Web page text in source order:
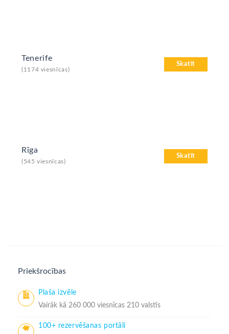
Skatīt
Tenerife
(1174 viesnīcas)
Skatīt
Rīga
(545 viesnīcas)
Priekšrocības
Plaša izvēle
Vairāk kā 260 000 viesnīcas 210 valstīs
100+ rezervēšanas portāli